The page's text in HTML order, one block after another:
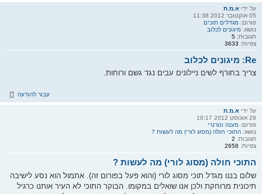
על ידי א.מ.ת
05 אוקטובר 2012 11:38
פורום: מגדלים תוכים
נושא: מיגונים לכלוב
תגובות: 5
צפיות: 3633
Re: מיגונים לכלוב
צריך בחורף לשים ניילונים עבים נגד גשם ורוחות.
עבור להודעה
על ידי א.מ.ת
28 אוגוסט 2012 10:17
פורום: מענה וטרנרי
נושא: התוכי חולה (מסוג לורי) מה לעשות ?
תגובות: 2
צפיות: 2658
התוכי חולה (מסוג לורי) מה לעשות ?
שלום בננו מגדל תוכי מסוג לורי (והוא פעל בפורום זה). אתמול הוא נסע לישיבה
תיכונית מרוחקת ולכן אנו שואלים במקומו. הבוקר התוכי לא העיר אותנו כרגיל